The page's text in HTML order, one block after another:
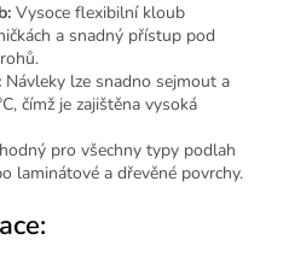
Vysoce flexibilní kloub
a snadný přístup pod
Návleky lze snadno sejmout a
čímž je zajištěna vysoká
pro všechny typy podlah
laminátové a dřevěné povrchy.